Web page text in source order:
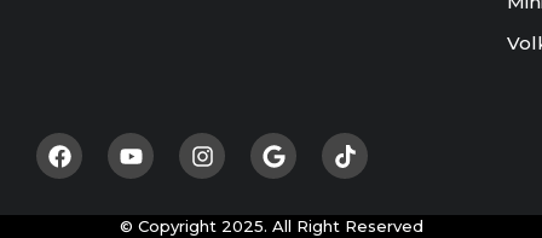
© Copyright 2025. All Right Reserved